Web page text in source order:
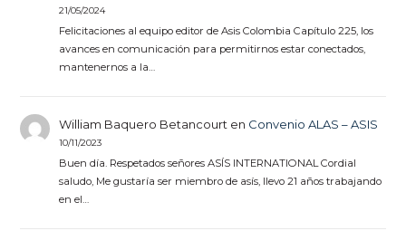
21/05/2024
Felicitaciones al equipo editor de Asis Colombia Capítulo 225, los
avances en comunicación para permitirnos estar conectados,
mantenernos a la…
William Baquero Betancourt en Convenio ALAS – ASIS
10/11/2023
Buen día. Respetados señores ASÍS INTERNATIONAL Cordial
saludo, Me gustaría ser miembro de asís, llevo 21 años trabajando
en el…